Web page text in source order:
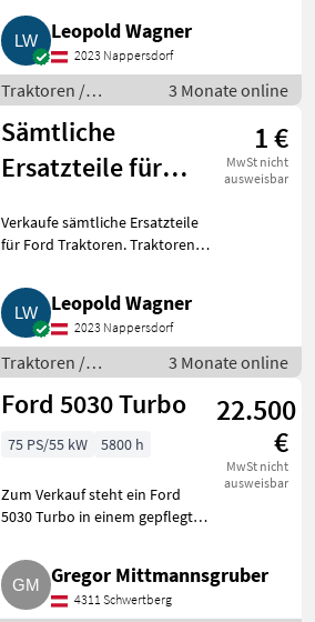
Traktoren Standard Traktoren
Leopold Wagner
2023 Nappersdorf
Traktoren /
Standard
Traktoren
3 Monate online
Sämtliche
Ersatzteile für
1 €
MwSt nicht
ausweisbar
Verkaufe sämtliche Ersatzteile
für Ford Traktoren. Traktoren
Leopold Wagner
2023 Nappersdorf
Traktoren /
Standard
Traktoren
3 Monate online
Ford 5030 Turbo
22.500
€
MwSt nicht
ausweisbar
75 PS/55 kW 5800 h
Zum Verkauf steht ein Ford
5030 Turbo in einem gepflegten
Traktoren Standard Traktoren
Gregor Mittmannsgruber
4311 Schwertberg